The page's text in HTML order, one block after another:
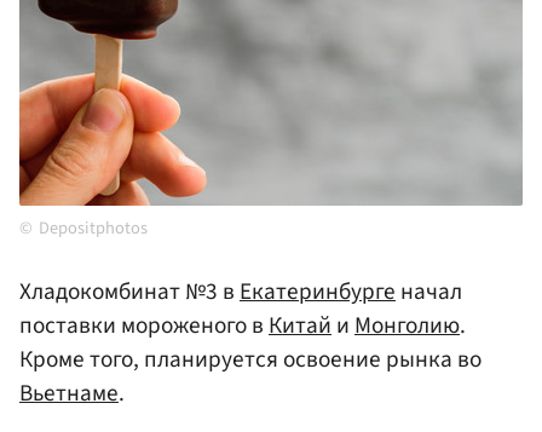
Depositphotos
Хладокомбинат №3 вЕкатеринбургеначал
поставки мороженого вКитайиМонголию.
Кроме того, планируется освоение рынка во
Вьетнаме.